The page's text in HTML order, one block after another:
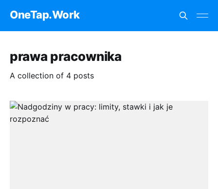
OneTap.Work
prawa pracownika
A collection of 4 posts